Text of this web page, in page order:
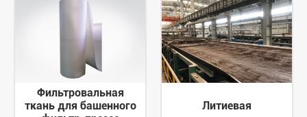
Фильтровальная
ткань для башенного
Литиевая